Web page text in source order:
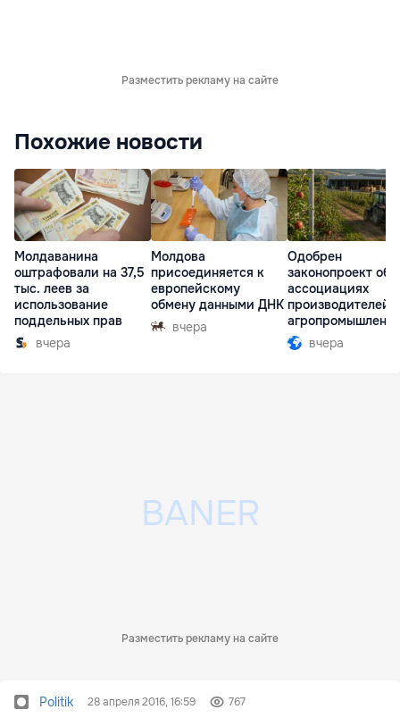
Разместить рекламу на сайте
Похожие новости
Молдаванина
оштрафовали на 37,5
тыс. леев за
использование
поддельных прав
вчера
Молдова
присоединяется к
европейскому
обмену данными ДНК
вчера
Одобрен
законопроект об
ассоциациях
производителей в
комплексе
вчера
Разместить рекламу на сайте
Politik 28 апреля 2016, 16:59 767